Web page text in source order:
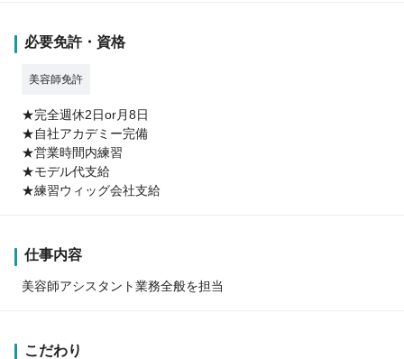
必要免許・資格
美容師免許
★完全週休2日or月8日
★自社アカデミー完備
★営業時間内練習
★モデル代支給
★練習ウィッグ会社支給
仕事内容
美容師アシスタント業務全般を担当
こだわり